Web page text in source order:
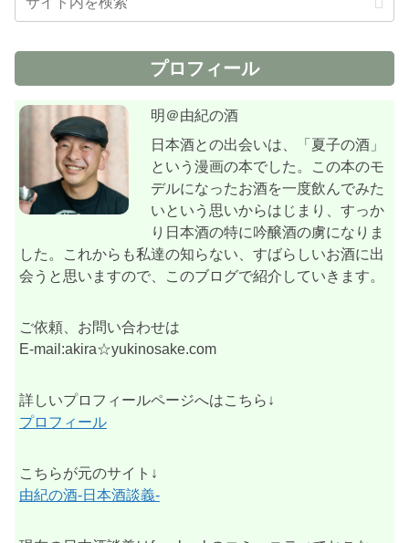
プロフィール
明＠由紀の酒
日本酒との出会いは、「夏子の酒」
という漫画の本でした。この本のモ
デルになったお酒を一度飲んでみた
いという思いからはじまり、すっか
り日本酒の特に吟醸酒の虜になりま
した。これからも私達の知らない、すばらしいお酒に出
会うと思いますので、このブログで紹介していきます。
ご依頼、お問い合わせは
E-mail:akira☆yukinosake.com
詳しいプロフィールページへはこちら↓
プロフィール
こちらが元のサイト↓
由紀の酒-日本酒談義-